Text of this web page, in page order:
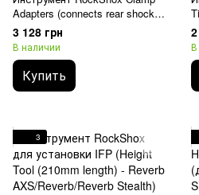
Adapters (connects rear shock
tools to clamps)
(00.4318.056.001)
3 128 грн
В наличии
Купить
-
В
3